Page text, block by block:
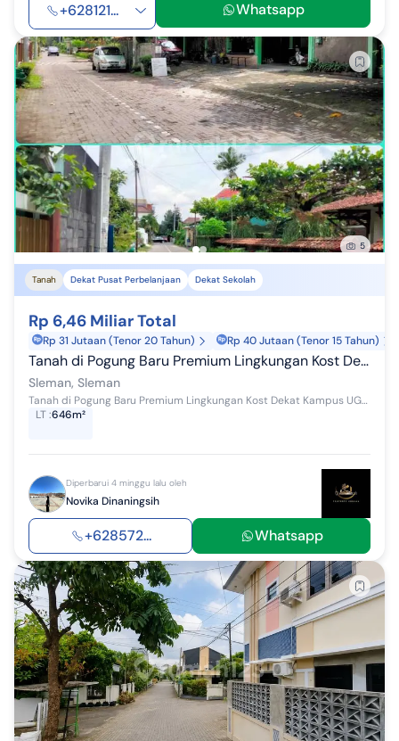
+628121... Whatsapp
5
Tanah Dekat Pusat Perbelanjaan Dekat Sekolah
Rp 6,46 Miliar Total
Rp 31 Jutaan (Tenor 20 Tahun) Rp 40 Jutaan (Tenor 15 Tahun)
Tanah di Pogung Baru Premium Lingkungan Kost Dekat Kampus Ugm
Sleman, Sleman
Tanah di Pogung Baru Premium Lingkungan Kost Dekat Kampus UGM (01T) Spesifikasi : Luas Tanah 646 m2 Lebar Depan 17 x 38 m Legalitas SHM P Akses J...
LT:646m²
Diperbarui 4 minggu lalu oleh
Novika Dinaningsih
+628572... Whatsapp